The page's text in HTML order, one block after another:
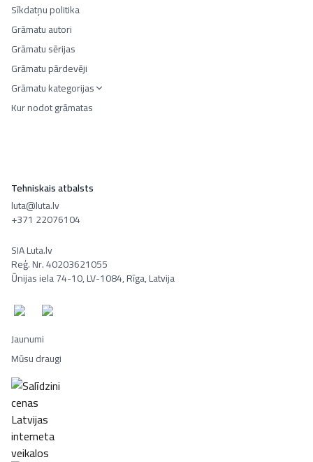
Sīkdatņu politika
Grāmatu autori
Grāmatu sērijas
Grāmatu pārdevēji
Grāmatu kategorijas
Kur nodot grāmatas
Tehniskais atbalsts
luta@luta.lv
+371 22076104
SIA Luta.lv
Reģ. Nr. 40203621055
Ūnijas iela 74-10, LV-1084, Rīga, Latvija
Jaunumi
Mūsu draugi